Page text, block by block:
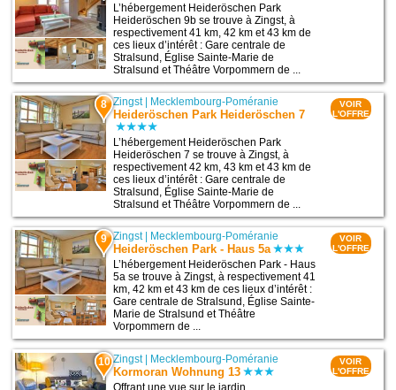
L’hébergement Heideröschen Park
Heideröschen 9b se trouve à Zingst, à
respectivement 41 km, 42 km et 43 km de
ces lieux d’intérêt : Gare centrale de
Stralsund, Église Sainte-Marie de
Stralsund et Théâtre Vorpommern de ...
8 Zingst| Mecklembourg-Poméranie
Heideröschen Park Heideröschen 7
L’hébergement Heideröschen Park
Heideröschen 7 se trouve à Zingst, à
respectivement 42 km, 43 km et 43 km de
ces lieux d’intérêt : Gare centrale de
Stralsund, Église Sainte-Marie de
Stralsund et Théâtre Vorpommern de ...
VOIR
L'OFFRE
9 Zingst| Mecklembourg-Poméranie
Heideröschen Park - Haus 5a
L’hébergement Heideröschen Park - Haus
5a se trouve à Zingst, à respectivement 41
km, 42 km et 43 km de ces lieux d’intérêt :
Gare centrale de Stralsund, Église Sainte-
Marie de Stralsund et Théâtre
Vorpommern de ...
VOIR
L'OFFRE
10 Zingst| Mecklembourg-Poméranie
Kormoran Wohnung 13
Offrant une vue sur le jardin,
VOIR
L'OFFRE